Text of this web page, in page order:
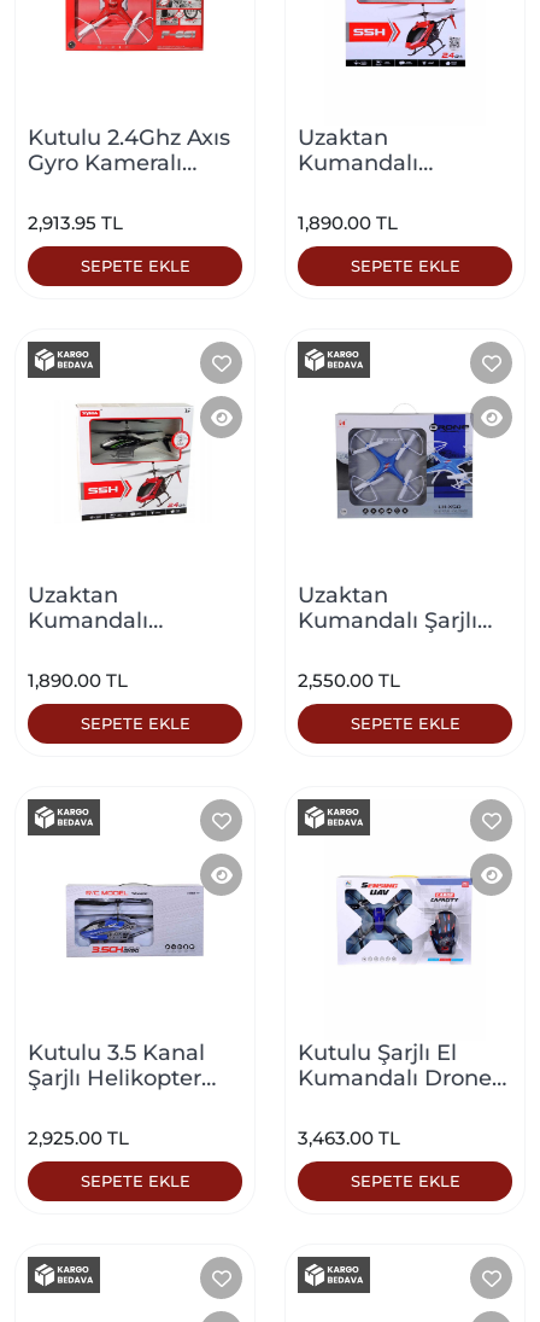
Kutulu 2.4Ghz Axıs
Gyro Kameralı
2,913.95 TL
SEPETE EKLE
Uzaktan
Kumandalı
1,890.00 TL
SEPETE EKLE
Uzaktan
Kumandalı
1,890.00 TL
SEPETE EKLE
Uzaktan
Kumandalı Şarjlı
2,550.00 TL
SEPETE EKLE
Kutulu 3.5 Kanal
Şarjlı Helikopter
2,925.00 TL
SEPETE EKLE
Kutulu Şarjlı El
Kumandalı Drone
3,463.00 TL
SEPETE EKLE